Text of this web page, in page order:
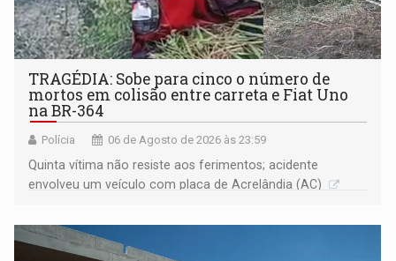
TRAGÉDIA: Sobe para cinco o número de
mortos em colisão entre carreta e Fiat Uno
na BR-364
Polícia 06 de Agosto de 2026 às 23:59
Quinta vítima não resiste aos ferimentos; acidente
envolveu um veículo com placa de Acrelândia (AC)